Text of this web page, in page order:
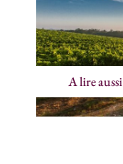
A lire aussi